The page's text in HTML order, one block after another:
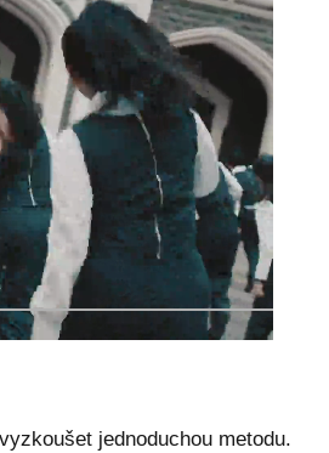
jednoduchou metodu.